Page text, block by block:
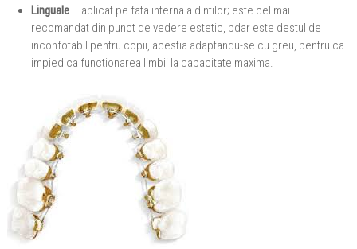
Linguale– aplicat pe fata interna a dintilor; este cel mai
recomandat din punct de vedere estetic, bdar este destul de
inconfotabil pentru copii, acestia adaptandu-se cu greu, pentru ca
impiedica functionarea limbii la capacitate maxima.